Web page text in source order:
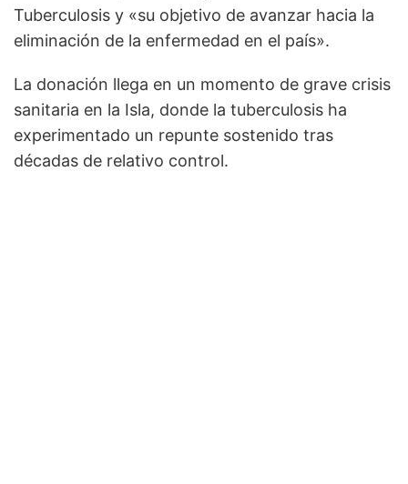
Tuberculosis y «su objetivo de avanzar hacia la
eliminación de la enfermedad en el país».
La donación llega en un momento de grave crisis
sanitaria en la Isla, donde la tuberculosis ha
experimentado un repunte sostenido tras
décadas de relativo control.